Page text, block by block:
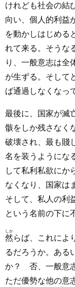
けれども社会の結
向い、個人的利益
を動かしはじめる
れて来る。そうな
り、一般意志は全
が生ずる。そして
ば通過しなくなっ
最後に、国家が滅
骸をしか残さなく
破壊され、最も賤
名を装うようにな
して私利私欲にか
なくなり、国家は
そして、私人の利
という名前の下に
然
しか
らば、これによ
るだろうか。ある
か？ 否、一般意
ただ優勢な他の意